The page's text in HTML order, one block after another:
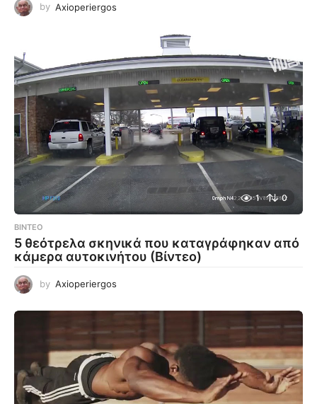
by Axioperiergos
1 0
ΒΊΝΤΕΟ
5 θεότρελα σκηνικά που καταγράφηκαν από
κάμερα αυτοκινήτου (Βίντεο)
by Axioperiergos